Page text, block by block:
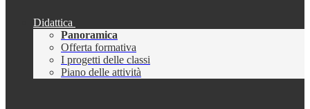
Didattica
Panoramica
Offerta formativa
I progetti delle classi
Piano delle attività